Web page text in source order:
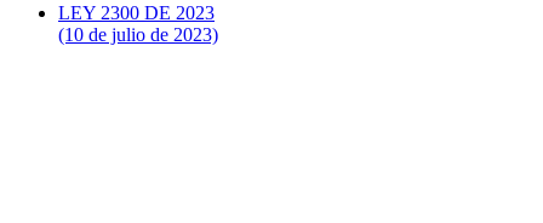
LEY 2300 DE 2023
(10 de julio de 2023)